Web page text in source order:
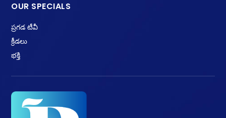
OUR SPECIALS
ప్రగడ టీవీ
క్రీడలు
భక్తి